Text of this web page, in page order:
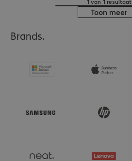
1 van 1 resultaat
Toon meer
Brands.